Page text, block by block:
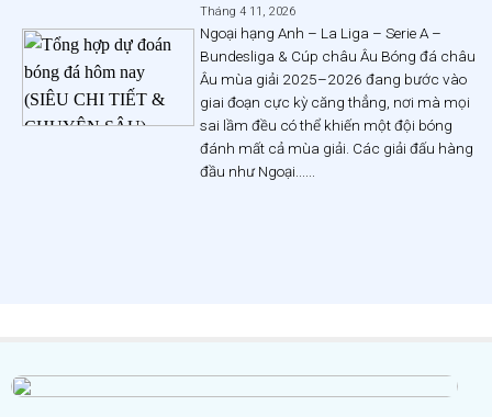
Tháng 4 11, 2026
Ngoại hạng Anh – La Liga – Serie A –
Bundesliga & Cúp châu Âu Bóng đá châu
Âu mùa giải 2025–2026 đang bước vào
giai đoạn cực kỳ căng thẳng, nơi mà mọi
sai lầm đều có thể khiến một đội bóng
đánh mất cả mùa giải. Các giải đấu hàng
đầu như Ngoại......